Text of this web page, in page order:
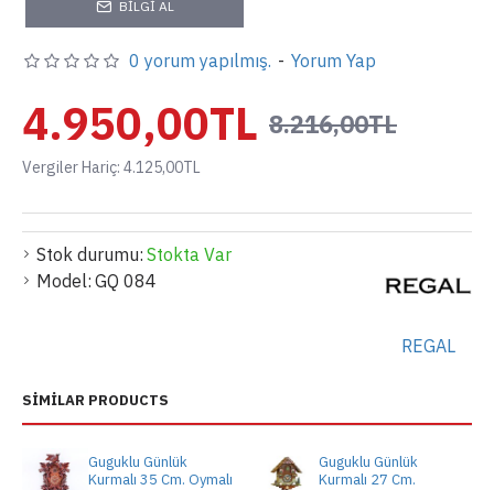
BILGI AL
Stok durumu: Stokta Var
Model: GQ 084
REGAL
0 yorum yapılmış. - Yorum Yap
4.950,00TL 8.216,00TL
Vergiler Hariç: 4.125,00TL
SIMILAR PRODUCTS
Guguklu Günlük
Kurmalı 35 Cm. Oymalı
Guguklu Günlük
Kurmalı 27 Cm.